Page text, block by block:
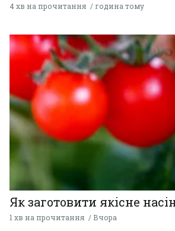
4 хв на прочитання година тому
Як заготовити якісне
1 хв на прочитання Вчора